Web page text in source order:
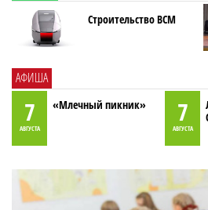
Строительство ВСМ
АФИША
7
АВГУСТА
«Млечный пикник» 7
АВГУСТА